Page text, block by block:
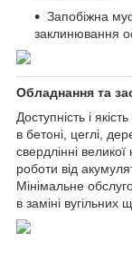
Запобіжна
заклинювання
Обладнання та
Доступність і
в бетоні, цеглі,
свердлінні великої
роботи від
Мінімальне
в заміні вугільних